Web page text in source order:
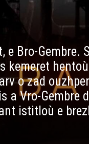
e Bro-Gembre.
kemeret hentoù
o zad
a Vro-Gembre
istitloù e